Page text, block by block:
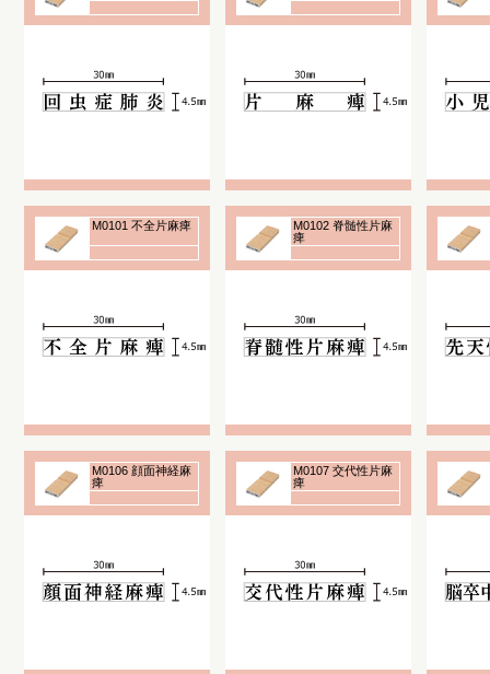
M0101 不全片麻痺
M0102 脊髄性片麻
痺
M0106 顔面神経麻
痺
M0107 交代性片麻
痺